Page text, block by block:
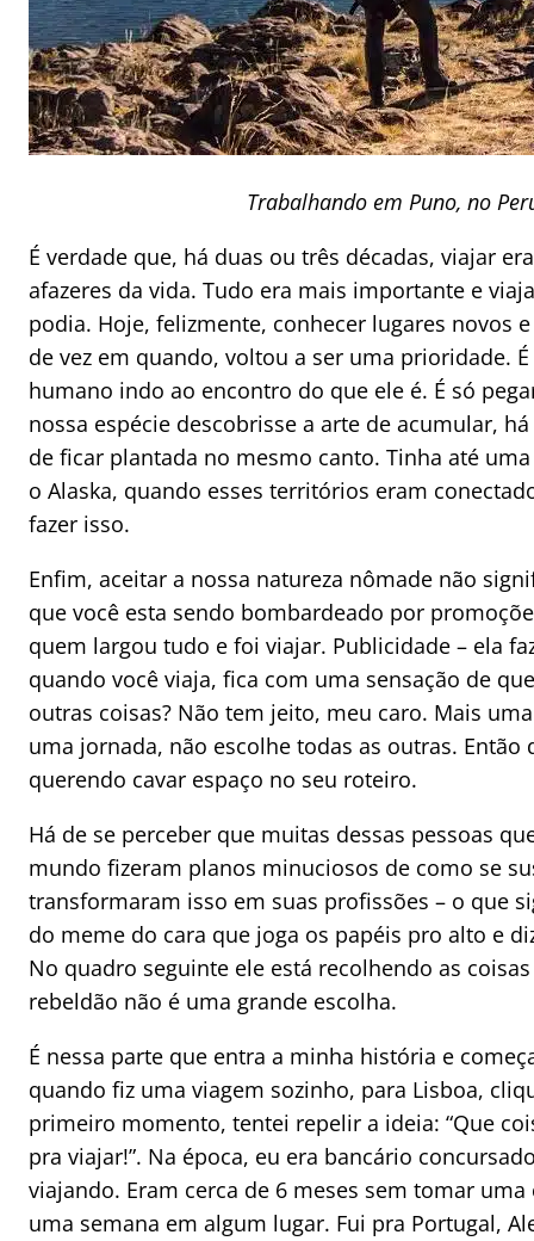
Trabalhando em Puno, no
É verdade que, há duas ou três décadas, viajar
afazeres da vida. Tudo era mais importante e
podia. Hoje, felizmente, conhecer lugares novos
de vez em quando, voltou a ser uma prioridade.
humano indo ao encontro do que ele é. É só
nossa espécie descobrisse a arte de acumular,
de ficar plantada no mesmo canto. Tinha até
o Alaska, quando esses territórios eram
fazer isso.
Enfim, aceitar a nossa natureza nômade não
que você esta sendo bombardeado por
quem largou tudo e foi viajar. Publicidade – ela
quando você viaja, fica com uma sensação de
outras coisas? Não tem jeito, meu caro. Mais
uma jornada, não escolhe todas as outras. Então
querendo cavar espaço no seu roteiro.
Há de se perceber que muitas dessas pessoas
mundo fizeram planos minuciosos de como se
transformaram isso em suas profissões – o que
do meme do cara que joga os papéis pro alto e
No quadro seguinte ele está recolhendo as
rebeldão não é uma grande escolha.
É nessa parte que entra a minha história e
quando fiz uma viagem sozinho, para Lisboa,
primeiro momento, tentei repelir a ideia: “Que
pra viajar!”. Na época, eu era bancário
viajando. Eram cerca de 6 meses sem tomar
uma semana em algum lugar. Fui pra Portugal,